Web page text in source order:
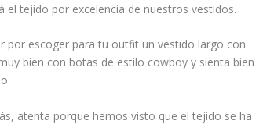
tejido por excelencia de nuestros vestidos.
por escoger para tu outfit un vestido largo con
bien con botas de estilo cowboy y sienta bien
atenta porque hemos visto que el tejido se ha